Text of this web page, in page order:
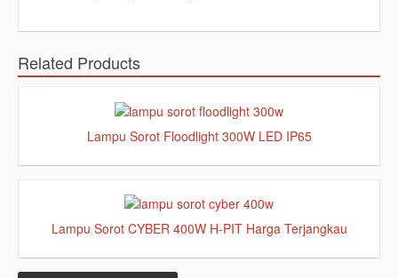
Related Products
Lampu Sorot Floodlight 300W LED IP65
Lampu Sorot CYBER 400W H-PIT Harga Terjangkau